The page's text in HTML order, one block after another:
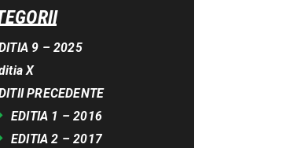
9 – 2025
X
PRECEDENTE
EDITIA 1 – 2016
EDITIA 2 – 2017